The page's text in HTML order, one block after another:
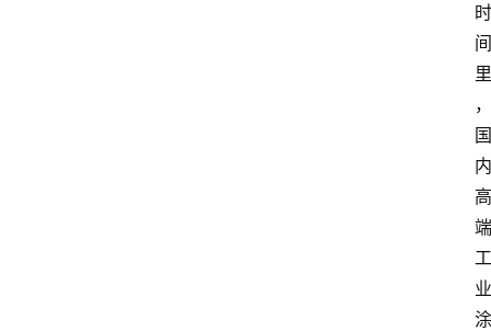
时
间
里
，
国
内
高
端
工
业
涂